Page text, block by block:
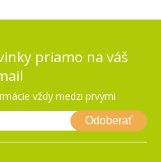
priamo na váš
vždy medzi prvými
Odoberať